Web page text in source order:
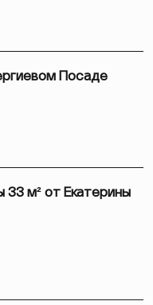
Посаде
33 м² от Екатерины